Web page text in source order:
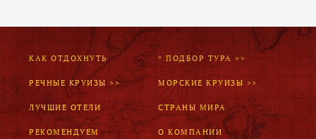
КАК ОТДОХНУТЬ * ПОДБОР ТУРА >>
РЕЧНЫЕ КРУИЗЫ >> МОРСКИЕ КРУИЗЫ >>
ЛУЧШИЕ ОТЕЛИ СТРАНЫ МИРА
РЕКОМЕНДУЕМ О КОМПАНИИ